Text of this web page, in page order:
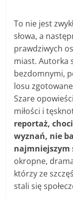
To nie jest
słowa, a
prawdziwych
miast. Autorka
bezdomnymi,
losu
Szare
miłości i
reportaż,
wyznań, nie
najmniejszym
okropne,
którzy ze
stali się